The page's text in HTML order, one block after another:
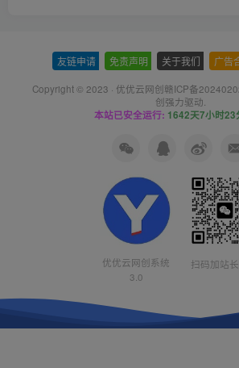
友链申请 免责声明 关于我们 广告
Copyright © 2023 · 优优云网创赣ICP备
创强力驱动.
本站已安全运行: 1642天7小时23
优优云网创系统
3.0
扫码加站